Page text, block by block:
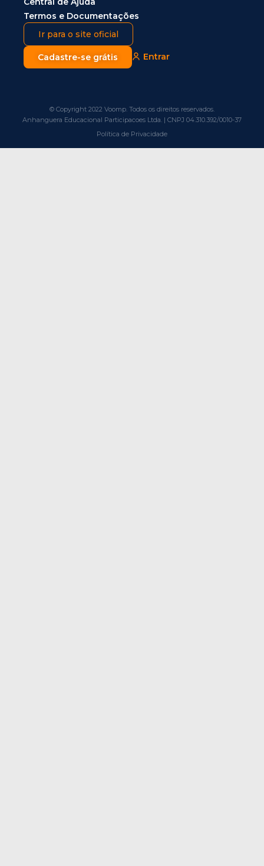
Termos e Documentações
Ir para o site oficial
Cadastre-se grátis Entrar
© Copyright 2022 Voomp. Todos os direitos reservados.
Anhanguera Educacional Participacoes Ltda. | CNPJ 04.310.392/0010-37
Política de Privacidade